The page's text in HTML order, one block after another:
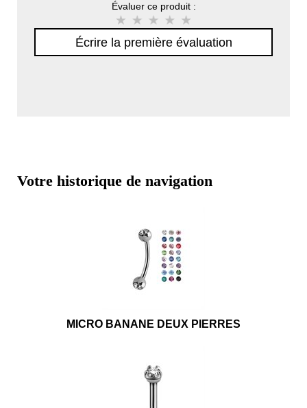
Évaluer ce produit :
Écrire la première évaluation
Votre historique de navigation
MICRO BANANE DEUX PIERRES